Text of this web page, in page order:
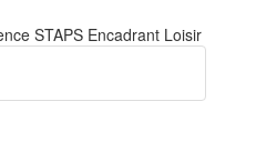
STAPS Encadrant Loisir